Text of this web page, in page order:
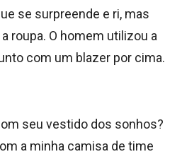
se surpreende e ri, mas
roupa. O homem utilizou a
com um blazer por cima.
seu vestido dos sonhos?
a minha camisa de time